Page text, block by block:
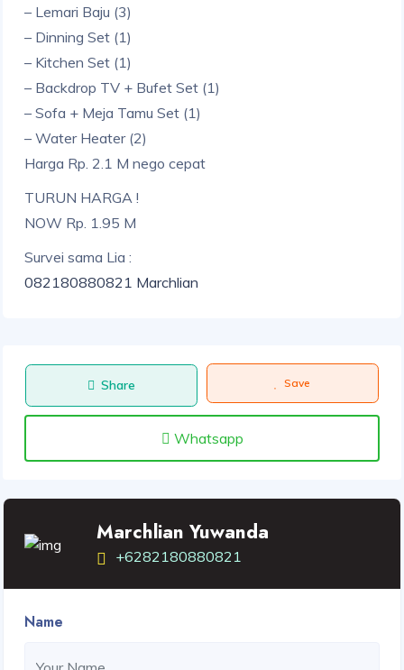
– Lemari Baju (3)
– Dinning Set (1)
– Kitchen Set (1)
– Backdrop TV + Bufet Set (1)
– Sofa + Meja Tamu Set (1)
– Water Heater (2)
Harga Rp. 2.1 M nego cepat
TURUN HARGA !
NOW Rp. 1.95 M
Survei sama Lia :
082180880821 Marchlian
Share Save
Whatsapp
Marchlian Yuwanda
+6282180880821
Name